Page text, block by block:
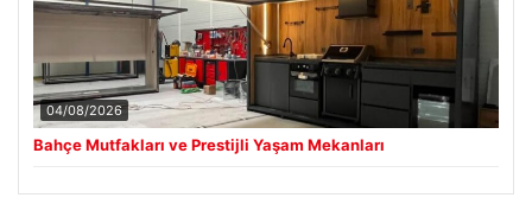
04/08/2026
Bahçe Mutfakları ve Prestijli Yaşam Mekanları